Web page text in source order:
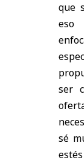
que
eso
ser
sé